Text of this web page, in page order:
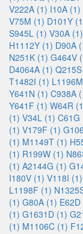
V222A (1) I10A (1)
V75M (1) D101Y
S945L (1) V30A (1)
H1112Y (1) D90A
N251K (1) G464V
D4064A (1)
T1482I (1)
Y641N (1) C938A
Y641F (1) W64R
(1) V34L (1) C61G
(1) V179F (1)
(1) M1149T (1)
(1) R199W (1)
(1) A2144G (1)
I180V (1) V118I (1)
L1198F (1)
(1) G80A (1) E62D
(1) G1631D (1)
(1) M1106C (1)